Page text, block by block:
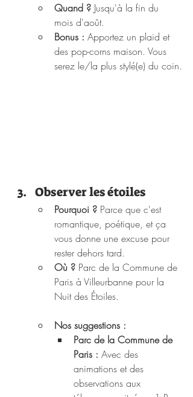
Quand ? Jusqu'à la fin du
mois d'août.
Bonus : Apportez un plaid et
des pop-corns maison. Vous
serez le/la plus stylé(e) du coin.
Observer les étoiles
Pourquoi ? Parce que c'est
romantique, poétique, et ça
vous donne une excuse pour
rester dehors tard.
Où ? Parc de la Commune de
Paris à Villeurbanne pour la
Nuit des Étoiles.
Nos suggestions :
Parc de la Commune de
Paris : Avec des
animations et des
observations aux